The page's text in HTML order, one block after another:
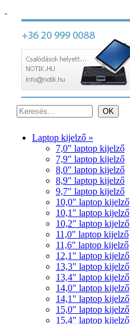
Laptop kijelző »
7,0" laptop kijelző
7,9" laptop kijelző
8,0" laptop kijelző
8,9" laptop kijelző
9,7" laptop kijelző
10,0" laptop kijelző
10,1" laptop kijelző
10,2" laptop kijelző
11,0" laptop kijelző
11,6" laptop kijelző
12,1" laptop kijelző
13,3" laptop kijelző
13,4" laptop kijelző
14,0" laptop kijelző
14,1" laptop kijelző
15,0" laptop kijelző
15,4" laptop kijelző